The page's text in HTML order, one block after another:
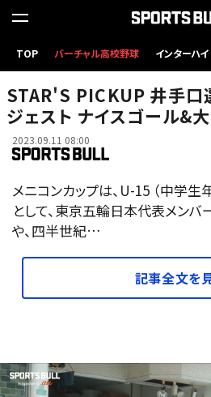
TOP バーチャル高校野球 インターハイ
STAR'S PICKUP 井手口
ジェスト ナイスゴール&
2023.09.11 08:00
メニコンカップは、U-15 （中学
として、東京五輪日本代表メン
や、四半世紀…
記事全文を